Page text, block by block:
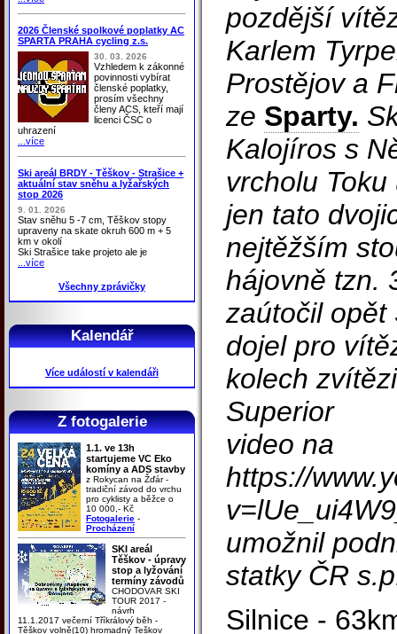
2026 Členské spolkové poplatky AC
SPARTA PRAHA cycling z.s.
30. 03. 2026
Vzhledem k zákonné
povinnosti vybírat
členské poplatky,
prosím všechny
členy ACS, kteří mají
licenci ČSC o
uhrazení
...více
Ski areál BRDY - Těškov - Strašice +
aktuální stav sněhu a lyžařských
stop 2026
9. 01. 2026
Stav sněhu 5 -7 cm, Těškov stopy
upraveny na skate okruh 600 m + 5
km v okolí
Ski Strašice take projeto ale je
...více
Všechny zprávičky
Kalendář
Více událostí v kalendáři
Z fotogalerie
1.1. ve 13h
startujeme VC Eko
komíny a ADS stavby
z Rokycan na Žďár -
tradiční závod do vrchu
pro cyklisty a běžce o
10 000,- Kč
Fotogalerie -
Procházení
SKI areál
Těškov - úpravy
stop a lyžování
termíny závodů
CHODOVAR SKI
TOUR 2017 -
návrh
11.1.2017 večerní Tříkrálový běh -
Těškov volně(10) hromadný Teškov
pozdější
Karlem
Prostějov a
ze Sparty.
Kalojíros s
vrcholu
jen tato
nejtěžším
hájovně tzn.
zaútočil opět
dojel pro
kolech
Superior
video na
https://
umožnil
statky ČR
Silnice -